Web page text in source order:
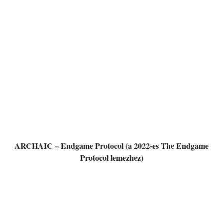
ARCHAIC – Endgame Protocol (a 2022-es The Endgame
Protocol lemezhez)